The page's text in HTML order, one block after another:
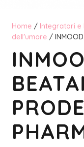
Home / Integratori e
dell'umore / INMOOD